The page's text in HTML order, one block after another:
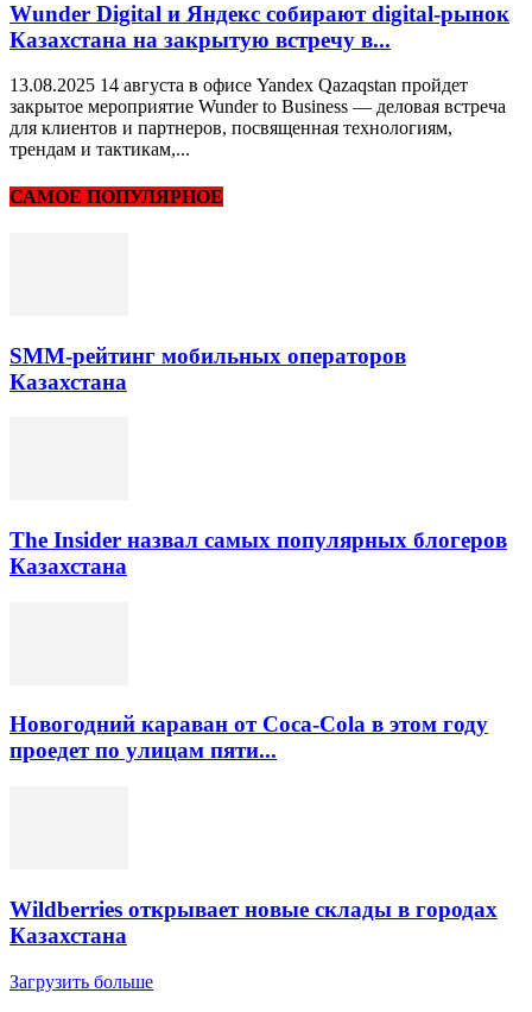
Wunder Digital и Яндекс собирают digital-рынок
Казахстана на закрытую встречу в...
13.08.2025 14 августа в офисе Yandex Qazaqstan пройдет
закрытое мероприятие Wunder to Business — деловая встреча
для клиентов и партнеров, посвященная технологиям,
трендам и тактикам,...
САМОЕ ПОПУЛЯРНОЕ
SMM-рейтинг мобильных операторов
Казахстана
The Insider назвал самых популярных блогеров
Казахстана
Новогодний караван от Coca-Cola в этом году
проедет по улицам пяти...
Wildberries открывает новые склады в городах
Казахстана
Загрузить больше